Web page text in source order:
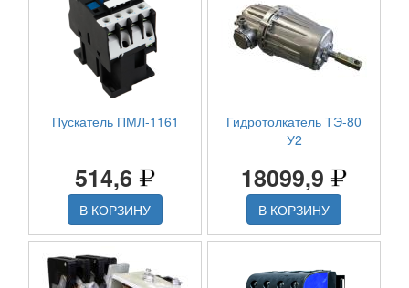
Пускатель ПМЛ-1161
514,6
В КОРЗИНУ
Гидротолкатель ТЭ-80
У2
18099,9
В КОРЗИНУ